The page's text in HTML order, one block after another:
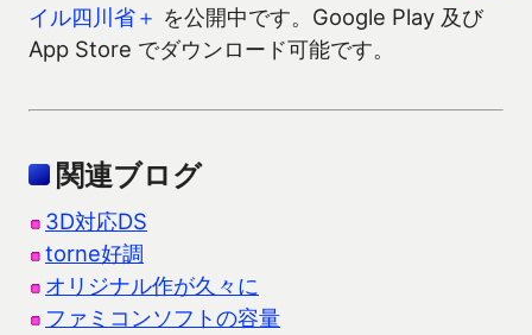
イル四川省＋ を公開中です。Google Play 及び
App Store でダウンロード可能です。
関連ブログ
3D対応DS
torne好調
オリジナル作が久々に
ファミコンソフトの容量